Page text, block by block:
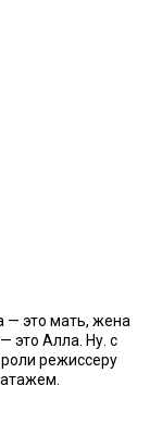
— это мать, жена
это Алла. Ну. с
режиссеру